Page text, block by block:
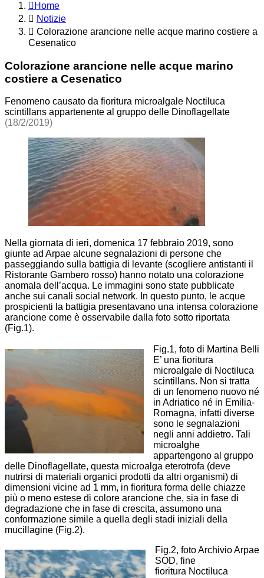
Home
Notizie
Colorazione arancione nelle acque marino costiere a
Cesenatico
Colorazione arancione nelle acque marino
costiere a Cesenatico
Fenomeno causato da fioritura microalgale Noctiluca
scintillans appartenente al gruppo delle Dinoflagellate
(18/2/2019)
Nella giornata di ieri, domenica 17 febbraio 2019, sono
giunte ad Arpae alcune segnalazioni di persone che
passeggiando sulla battigia di levante (scogliere antistanti il
Ristorante Gambero rosso) hanno notato una colorazione
anomala dell’acqua. Le immagini sono state pubblicate
anche sui canali social network. In questo punto, le acque
prospicienti la battigia presentavano una intensa colorazione
arancione come è osservabile dalla foto sotto riportata
(Fig.1).
Fig.1, foto di Martina Belli
E’ una fioritura
microalgale di Noctiluca
scintillans. Non si tratta
di un fenomeno nuovo né
in Adriatico né in Emilia-
Romagna, infatti diverse
sono le segnalazioni
negli anni addietro. Tali
microalghe
appartengono al gruppo
delle Dinoflagellate, questa microalga eterotrofa (deve
nutrirsi di materiali organici prodotti da altri organismi) di
dimensioni vicine ad 1 mm, in fioritura forma delle chiazze
più o meno estese di colore arancione che, sia in fase di
degradazione che in fase di crescita, assumono una
conformazione simile a quella degli stadi iniziali della
mucillagine (Fig.2).
Fig.2, foto Archivio Arpae
SOD, fine
fioritura Noctiluca